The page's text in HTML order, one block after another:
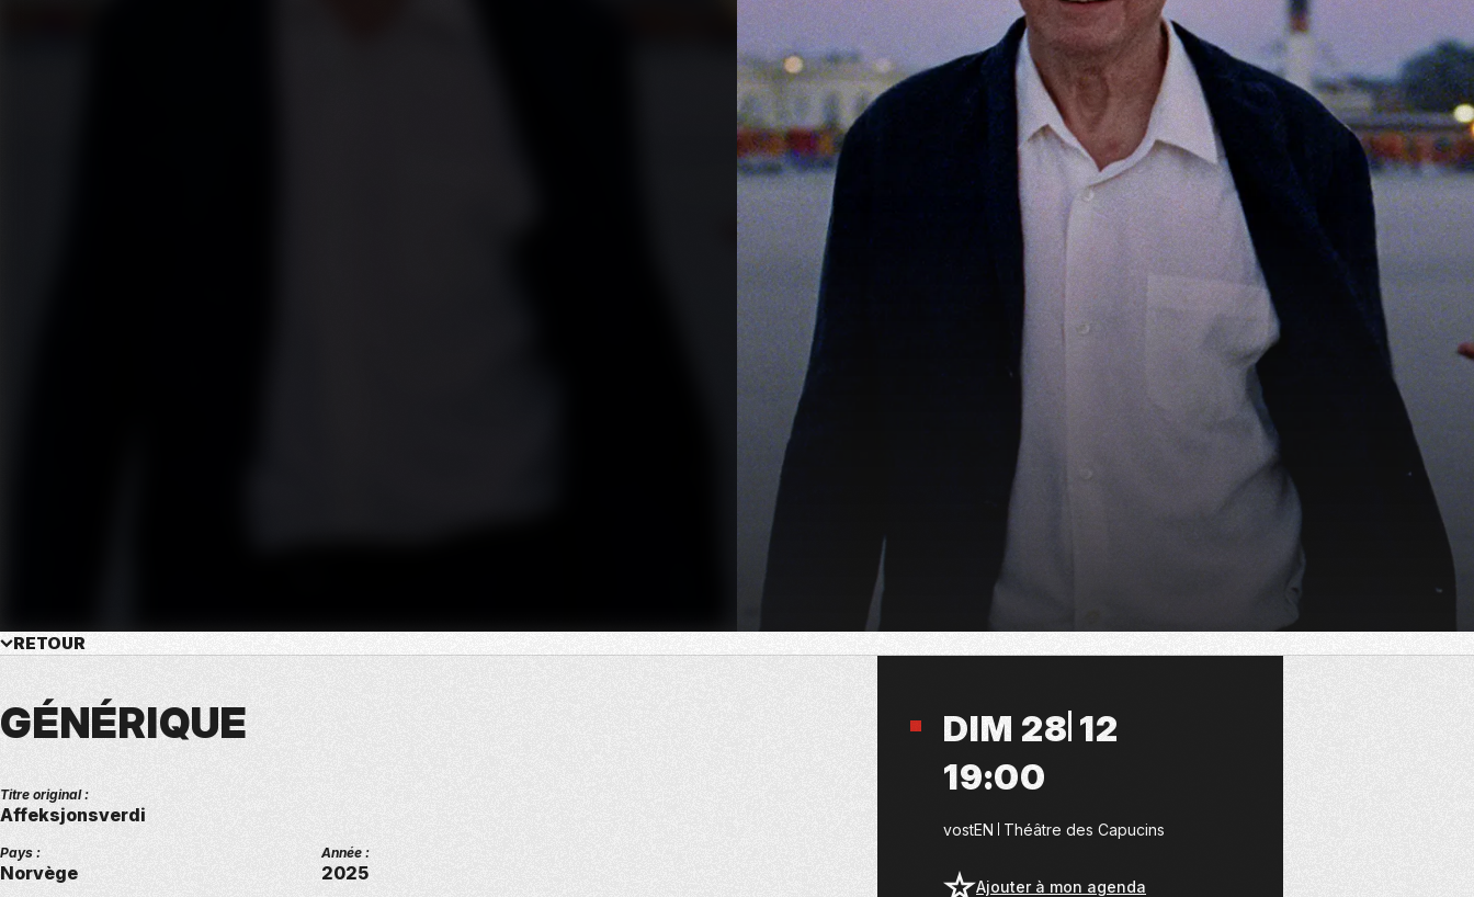
RETOUR
GÉNÉRIQUE
Titre original :
Affeksjonsverdi
Pays :
Norvège
Année :
2025
DIM 28 12
19:00
vostEN Théâtre des Capucins
Ajouter à mon agenda